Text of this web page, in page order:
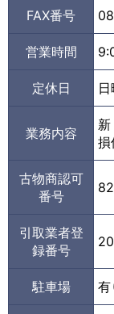
FAX番号
営業時間
定休日
業務内容
新
損
古物商認可
番号
引取業者登
録番号
駐車場 有